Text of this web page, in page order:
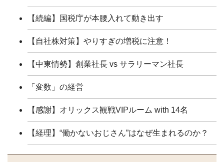
【続編】国税庁が本腰入れて動き出す
【自社株対策】やりすぎの増税に注意！
【中東情勢】創業社長 vs サラリーマン社長
「変数」の経営
【感謝】オリックス観戦VIPルーム with 14名
【経理】“働かないおじさん”はなぜ生まれるのか？